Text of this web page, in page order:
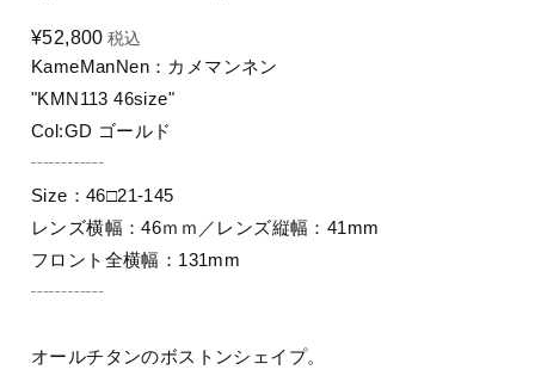
¥52,800 税込
KameManNen：カメマンネン
"KMN113 46size"
Col:GD ゴールド
┄┄┄┄
Size：46□21-145
レンズ横幅：46ｍｍ／レンズ縦幅：41mm
フロント全横幅：131mm
┄┄┄┄
オールチタンのボストンシェイプ。